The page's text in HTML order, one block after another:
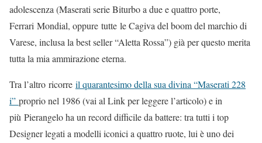
adolescenza (Maserati serie Biturbo a due e quattro porte,
Ferrari Mondial, oppure tutte le Cagiva del boom del marchio di
Varese, inclusa la best seller “Aletta Rossa”) già per questo merita
tutta la mia ammirazione eterna.
Tra l’altro ricorre il quarantesimo della sua divina “Maserati 228
i” proprio nel 1986 (vai al Link per leggere l’articolo) e in
più Pierangelo ha un record difficile da battere: tra tutti i top
Designer legati a modelli iconici a quattro ruote, lui è uno dei